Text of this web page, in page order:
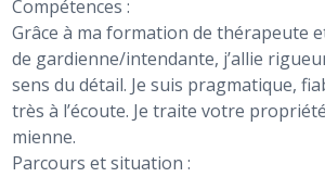
Compétences :
Grâce à ma formation de thérapeute
de gardienne/intendante, j’allie
sens du détail. Je suis pragmatique,
très à l’écoute. Je traite votre
mienne.
Parcours et situation :